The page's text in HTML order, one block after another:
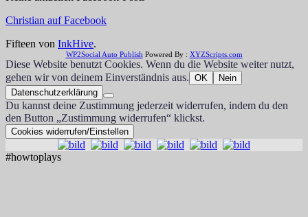
Christian auf Facebook
Fifteen von InkHive.
WP2Social Auto Publish Powered By : XYZScripts.com
Diese Website benutzt Cookies. Wenn du die Website weiter nutzt,
gehen wir von deinem Einverständnis aus. OK
Nein
Datenschutzerklärung
Du kannst deine Zustimmung jederzeit widerrufen, indem du den
den Button „Zustimmung widerrufen“ klickst.
Cookies widerrufen/Einstellen
#howtoplays